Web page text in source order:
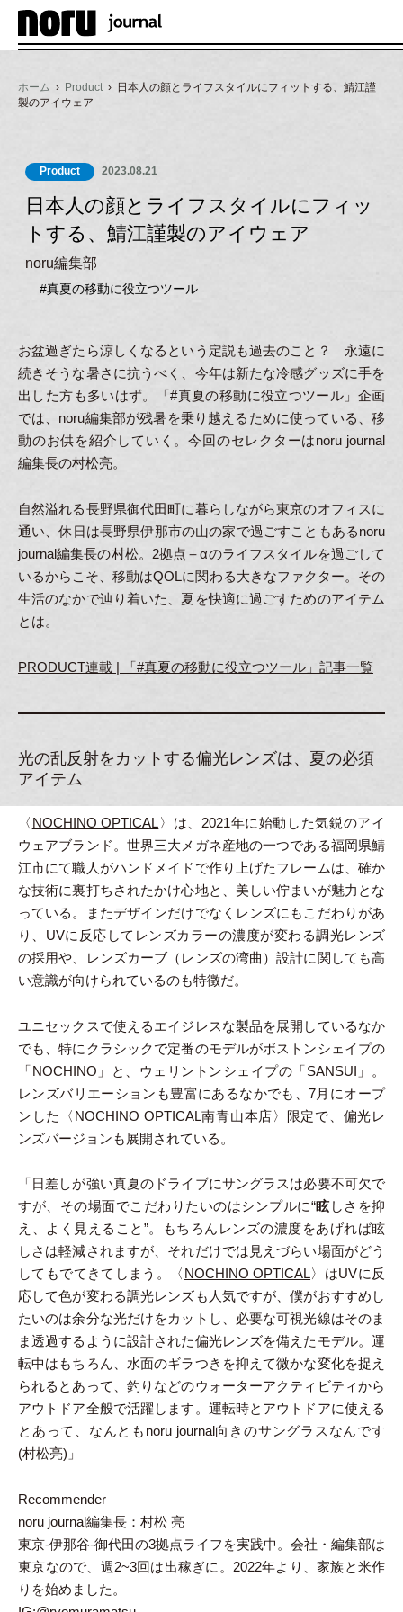
メ
ホーム › Product› 日本人の顔とライフスタイルにフィットする、鯖江謹
製のアイウェア
Product 2023.08.21
日本人の顔とライフスタイルにフィッ
トする、鯖江謹製のアイウェア
noru編集部
#真夏の移動に役立つツール
お盆過ぎたら涼しくなるという定説も過去のこと？ 永遠に
続きそうな暑さに抗うべく、今年は新たな冷感グッズに手を
出した方も多いはず。「#真夏の移動に役立つツール」企画
では、noru編集部が残暑を乗り越えるために使っている、移
動のお供を紹介していく。今回のセレクターはnoru journal
編集長の村松亮。
自然溢れる長野県御代田町に暮らしながら東京のオフィスに
通い、休日は長野県伊那市の山の家で過ごすこともあるnoru
journal編集長の村松。2拠点＋αのライフスタイルを過ごして
いるからこそ、移動はQOLに関わる大きなファクター。その
生活のなかで辿り着いた、夏を快適に過ごすためのアイテム
とは。
PRODUCT連載 | 「#真夏の移動に役立つツール」記事一覧
光の乱反射をカットする偏光レンズは、夏の必須
アイテム
〈 NOCHINO OPTICAL〉は、2021年に始動した気鋭のアイ
ウェアブランド。世界三大メガネ産地の一つである福岡県鯖
江市にて職人がハンドメイドで作り上げたフレームは、確か
な技術に裏打ちされたかけ心地と、美しい佇まいが魅力とな
っている。またデザインだけでなくレンズにもこだわりがあ
り、UVに反応してレンズカラーの濃度が変わる調光レンズ
の採用や、レンズカーブ（レンズの湾曲）設計に関しても高
い意識が向けられているのも特徴だ。
ユニセックスで使えるエイジレスな製品を展開しているなか
でも、特にクラシックで定番のモデルがボストンシェイプの
「NOCHINO」と、ウェリントンシェイプの「SANSUI」。
レンズバリエーションも豊富にあるなかでも、7月にオープ
ンした〈NOCHINO OPTICAL南青山本店〉限定で、偏光レ
ンズバージョンも展開されている。
「日差しが強い真夏のドライブにサングラスは必要不可欠で
すが、その場面でこだわりたいのはシンプルに“眩しさを抑
え、よく見えること”。もちろんレンズの濃度をあげれば眩
しさは軽減されますが、それだけでは見えづらい場面がどう
してもでてきてしまう。〈 NOCHINO OPTICAL〉はUVに反
応して色が変わる調光レンズも人気ですが、僕がおすすめし
たいのは余分な光だけをカットし、必要な可視光線はそのま
ま透過するように設計された偏光レンズを備えたモデル。運
転中はもちろん、水面のギラつきを抑えて微かな変化を捉え
られるとあって、釣りなどのウォーターアクティビティから
アウトドア全般で活躍します。運転時とアウトドアに使える
とあって、なんともnoru journal向きのサングラスなんです
(村松亮)」
Recommender
noru journal編集長：村松 亮
東京-伊那谷-御代田の3拠点ライフを実践中。会社・編集部は
東京なので、週2~3回は出稼ぎに。2022年より、家族と米作
りを始めました。